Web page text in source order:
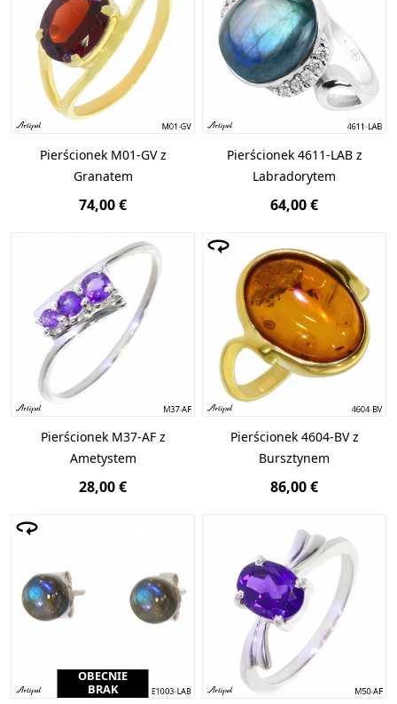
Pierścionek M01-GV z
Granatem
74,00 €
Pierścionek 4611-LAB z
Labradorytem
64,00 €
Pierścionek M37-AF z
Ametystem
28,00 €
Pierścionek 4604-BV z
Bursztynem
86,00 €
OBECNIE
BRAK